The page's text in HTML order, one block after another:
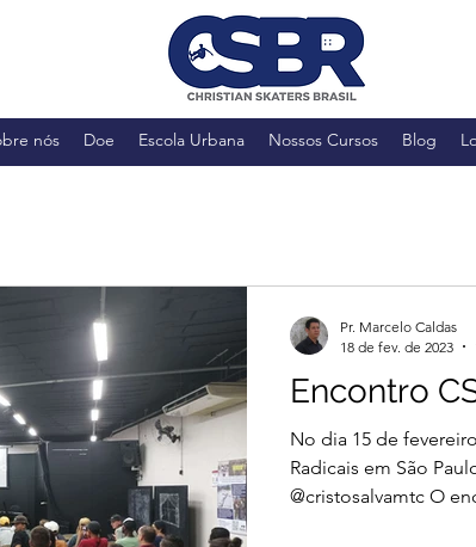
nós Doe Escola Urbana Nossos Cursos Blog
Encontro
No dia 15 de
Radicais em São
@cristosalvamtc O
Pr. Marcelo Caldas
18 de fev. de 2023